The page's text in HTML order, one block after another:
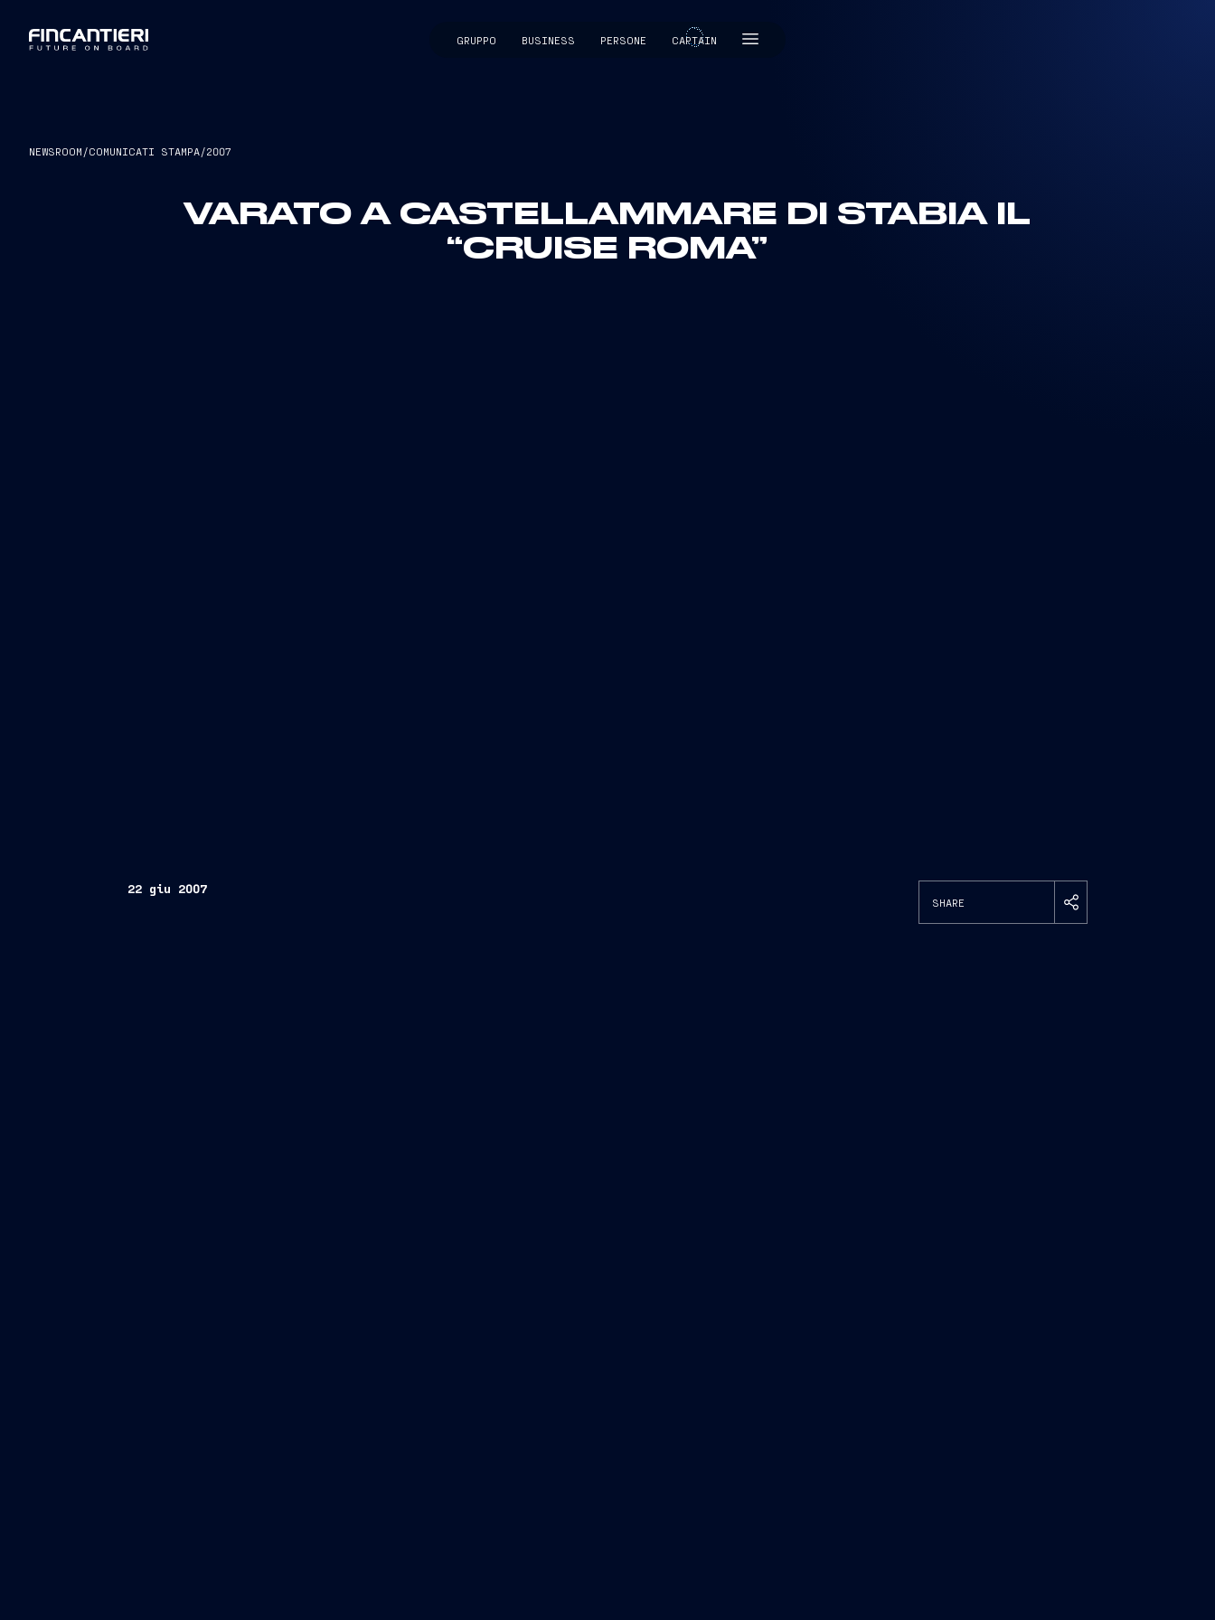
GRUPPO BUSINESS PERSONE CAPTAIN
CAPTAIN
NEWSROOM /COMUNICATI STAMPA/2007
VARATO A CASTELLAMMARE DI STABIA IL
“CRUISE ROMA”
22 giu 2007
SHARE